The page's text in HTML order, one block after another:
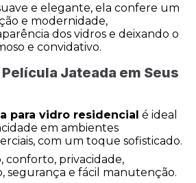
e elegante, ela confere um
e modernidade,
dos vidros e deixando o
e convidativo.
Jateada em Seus
para vidro residencial é ideal
em ambientes
com um toque sofisticado.
conforto, privacidade,
segurança e fácil manutenção.